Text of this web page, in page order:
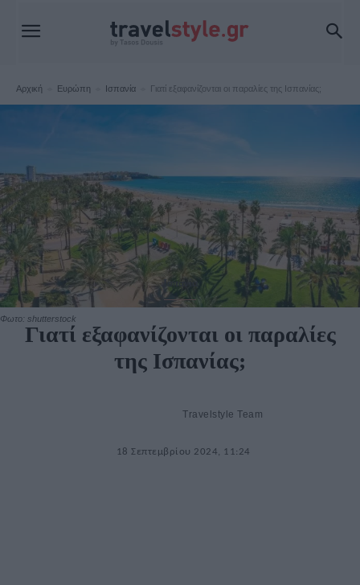
Αρχική Ευρώπη Ισπανία Γιατί εξαφανίζονται οι παραλίες της Ισπανίας;
Φωτο: shutterstock
Ισπανία
Γιατί εξαφανίζονται οι παραλίες
της Ισπανίας;
Travelstyle Team
18 Σεπτεμβρίου 2024, 11:24